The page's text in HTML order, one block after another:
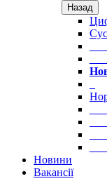
Назад
Новини
Вакансії